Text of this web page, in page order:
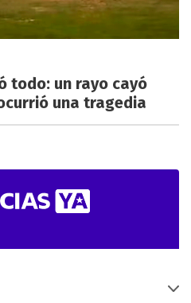
todo: un rayo cayó
una tragedia